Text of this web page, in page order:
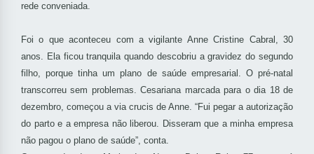
rede conveniada.
Foi o que aconteceu com a vigilante Anne Cristine Cabral, 30
anos. Ela ficou tranquila quando descobriu a gravidez do segundo
filho, porque tinha um plano de saúde empresarial. O pré-natal
transcorreu sem problemas. Cesariana marcada para o dia 18 de
dezembro, começou a via crucis de Anne. “Fui pegar a autorização
do parto e a empresa não liberou. Disseram que a minha empresa
não pagou o plano de saúde”, conta.